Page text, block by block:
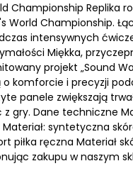
Championship
World Championship.
intensywnych
Miękka,
projekt „Sound
o komforcie i precyzji
panele zwiększają
gry. Dane techniczne
syntetyczna
piłka ręczna
zakupu w naszym